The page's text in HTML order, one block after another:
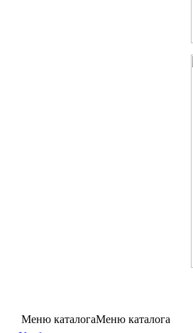
Меню каталогаМеню каталога